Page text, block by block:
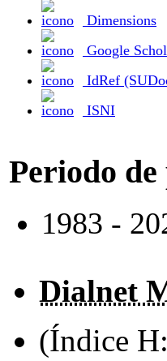
Dimensions
Google
IdRef
ISNI
Periodo
1983 -
Dialnet
(Índice H: